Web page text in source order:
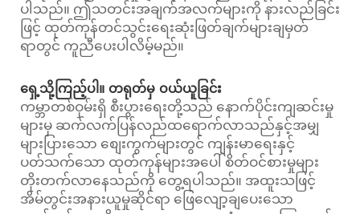
ပါသည်။ ဤသတင်းအချက်အလက်များကို နားလည်ခြင်း
ဖြင့် ထုတ်ကုန်တင်သွင်းရေးဆုံးဖြတ်ချက်များချမှတ်
ရာတွင် ကူညီပေးပါလိမ့်မည်။
ရှေ့သို့ကြည့်ပါ။ တရုတ်မှ ဝယ်ယူခြင်း
ကမ္ဘာတစ်ဝှမ်းရှိ စီးပွားရေးတို့သည် နောက်ပိုင်းကျဆင်းမှု
များမှ ဆက်လက်ပြန်လည်ထရောက်လာသည်နှင့်အမျှ
များပြားသော စျေးကွက်များတွင် ကျန်းမာရေးနှင့်
ပတ်သက်သော ထုတ်ကုန်များအပေါ် စိတ်ဝင်စားမှုများ
တိုးတက်လာနေသည်ကို တွေ့ရပါသည်။ အထူးသဖြင့်
အိမ်တွင်းအနားယူမှုဆိုင်ရာ ဖြေလျော့ချပေးသော